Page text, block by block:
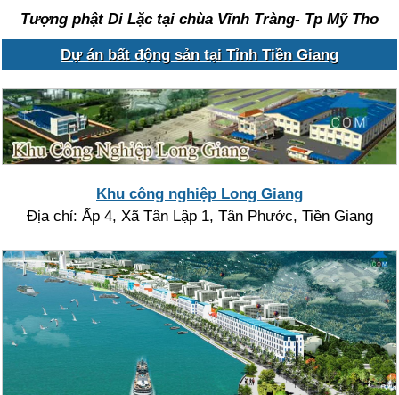
Tượng phật Di Lặc tại chùa Vĩnh Tràng- Tp Mỹ Tho
Dự án bất động sản tại Tỉnh Tiền Giang
Khu công nghiệp Long Giang
Địa chỉ: Ấp 4, Xã Tân Lập 1, Tân Phước, Tiền Giang